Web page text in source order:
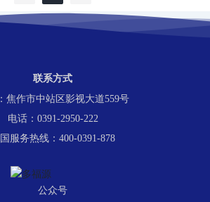
联系方式
：焦作市中站区影视大道559号
电话：0391-2950-222
服务热线：400-0391-878
公众号